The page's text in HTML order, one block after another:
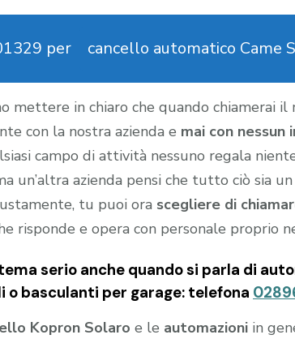
per cancello automatico Came
mettere in chiaro che quando chiamerai il
con la nostra azienda e mai con nessun
campo di attività nessuno regala
un’altra azienda pensi che tutto ciò sia un
tu puoi ora scegliere di
risponde e opera con personale proprio
serio anche quando si parla di
o basculanti per garage: telefona
Kopron Solaro e le automazioni in